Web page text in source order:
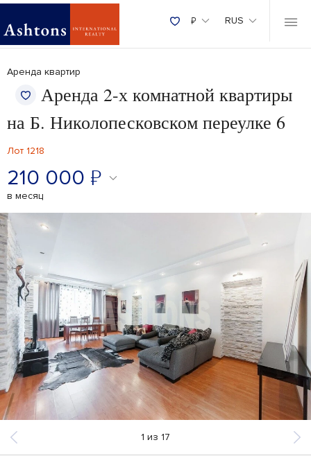
₽ RUS
Аренда квартир
Аренда 2-х комнатной квартиры
на Б. Николопесковском переулке 6
Лот 1218
210 000 ₽
в месяц
1 из 17